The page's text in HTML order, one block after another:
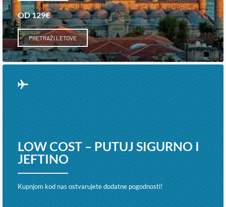
OD 129€
PRETRAŽI LETOVE
LOW COST – PUTUJ SIGURNO I
JEFTINO
Kupnjom kod nas ostvarujete dodatne pogodnosti!